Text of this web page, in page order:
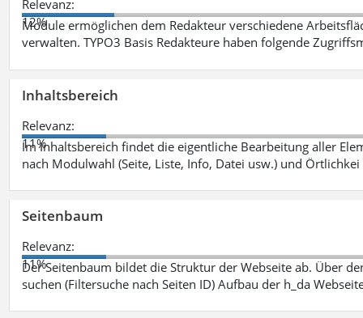
Relevanz:
12%
Module ermöglichen dem Redakteur verschiedene
verwalten. TYPO3 Basis Redakteure haben folgende
Inhaltsbereich
Relevanz:
11%
Im Inhaltsbereich findet die eigentliche Bearbeitung aller
nach Modulwahl (Seite, Liste, Info, Datei usw.) und Örtlichkei
Seitenbaum
Relevanz:
11%
Der Seitenbaum bildet die Struktur der Webseite ab. Über
suchen (Filtersuche nach Seiten ID) Aufbau der h_da